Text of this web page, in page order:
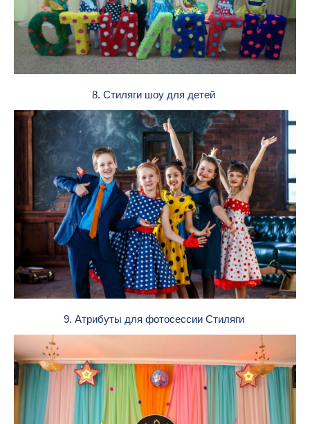
8. Стиляги шоу для детей
9. Атрибуты для фотосессии Стиляги